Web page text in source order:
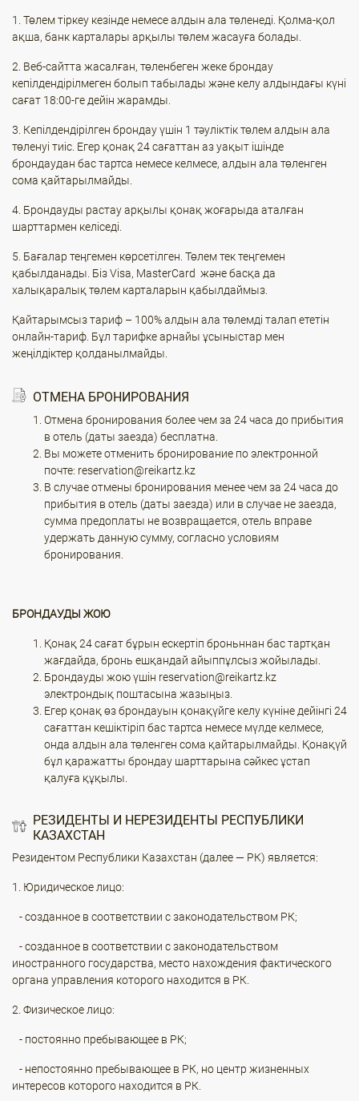
1. Төлем тіркеу кезінде немесе алдын ала төленеді. Қолма-қол
ақша, банк карталары арқылы төлем жасауға болады.
2. Веб-сайтта жасалған, төленбеген жеке брондау
кепілдендірілмеген болып табылады және келу алдындағы күні
сағат 18:00-ге дейін жарамды.
3. Кепілдендірілген брондау үшін 1 тәуліктік төлем алдын ала
төленуі тиіс. Егер қонақ 24 сағаттан аз уақыт ішінде
брондаудан бас тартса немесе келмесе, алдын ала төленген
сома қайтарылмайды.
4. Брондауды растау арқылы қонақ жоғарыда аталған
шарттармен келіседі.
5. Бағалар теңгемен көрсетілген. Төлем тек теңгемен
қабылданады. Біз Visa, MasterCard және басқа да
халықаралық төлем карталарын қабылдаймыз.
Қайтарымсыз тариф – 100% алдын ала төлемді талап ететін
онлайн-тариф. Бұл тарифке арнайы ұсыныстар мен
жеңілдіктер қолданылмайды.
ОТМЕНА БРОНИРОВАНИЯ
Отмена бронирования более чем за 24 часа до прибытия
в отель (даты заезда) бесплатна.
Вы можете отменить бронирование по электронной
почте: reservation@reikartz.kz
В случае отмены бронирования менее чем за 24 часа до
прибытия в отель (даты заезда) или в случае не заезда,
сумма предоплаты не возвращается, отель вправе
удержать данную сумму, согласно условиям
бронирования.
БРОНДАУДЫ ЖОЮ
Қонақ 24 сағат бұрын ескертіп броньннан бас тартқан
жағдайда, бронь ешқандай айыппұлсыз жойылады.
Брондауды жою үшін reservation@reikartz.kz
электрондық поштасына жазыңыз.
Егер қонақ өз брондауын қонақүйге келу күніне дейінгі 24
сағаттан кешіктіріп бас тартса немесе мүлде келмесе,
онда алдын ала төленген сома қайтарылмайды. Қонақүй
бұл қаражатты брондау шарттарына сәйкес ұстап
қалуға құқылы.
РЕЗИДЕНТЫ И НЕРЕЗИДЕНТЫ РЕСПУБЛИКИ
КАЗАХСТАН
Резидентом Республики Казахстан (далее — РК) является:
1. Юридическое лицо:
- созданное в соответствии с законодательством РК;
- созданное в соответствии с законодательством
иностранного государства, место нахождения фактического
органа управления которого находится в РК.
2. Физическое лицо:
- постоянно пребывающее в РК;
- непостоянно пребывающее в РК, но центр жизненных
интересов которого находится в РК.